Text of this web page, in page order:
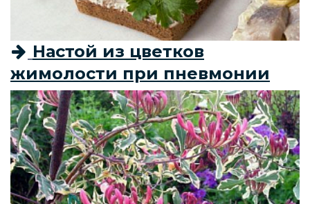
Настой из цветков
жимолости при пневмонии